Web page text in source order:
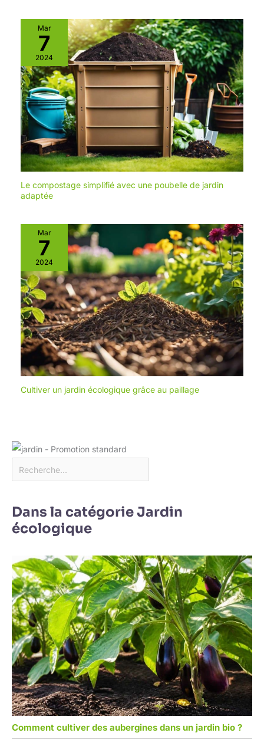
PP flexible, pratique et
durable à utiliser. Idéal pour le
remplissage d'huile moteur,
d'huile moteur, d'huile pour
engrenages, de liquide de
refroidissement et d'autres
travaux d'entretien. Idéal
pour les garages à domicile
ou les applications
automobiles.
Mar
7
2024
Le compostage simplifié avec une poubelle de jardin
adaptée
Mar
7
2024
Cultiver un jardin écologique grâce au paillage
Dans la catégorie Jardin
écologique
Comment cultiver des aubergines dans un jardin bio ?